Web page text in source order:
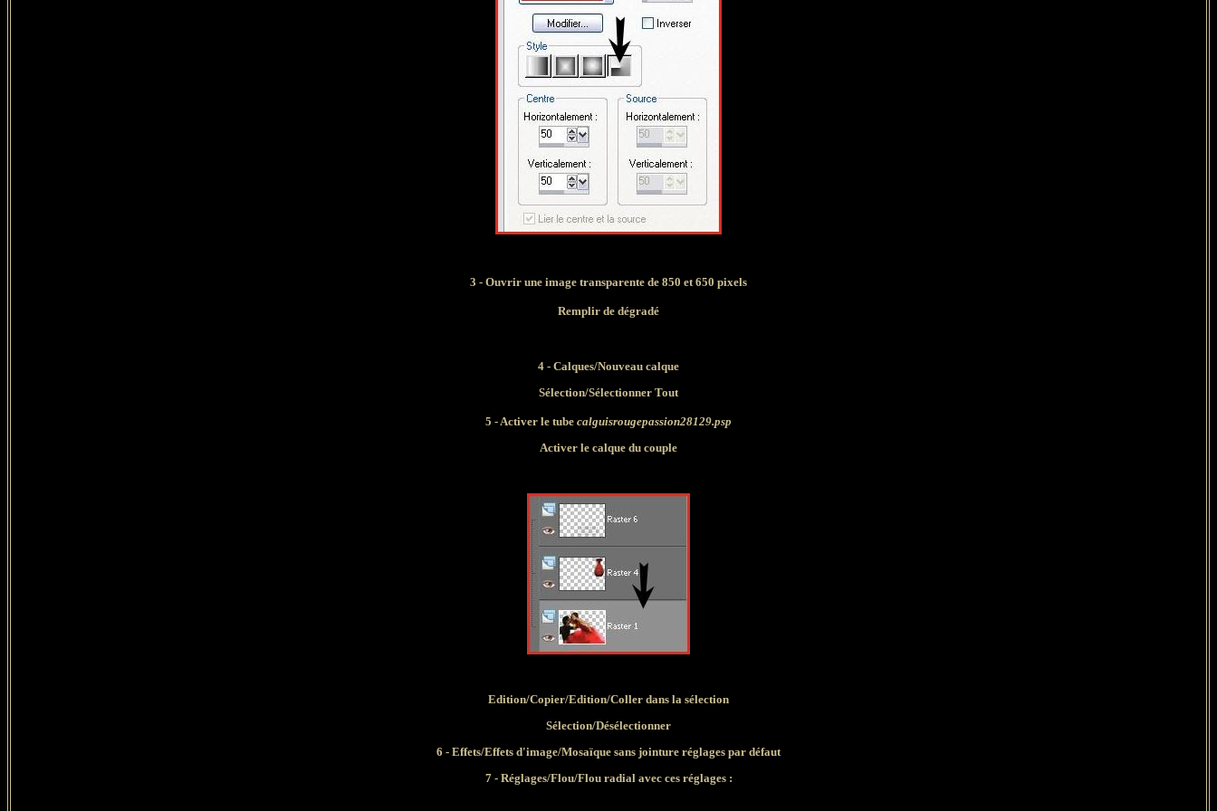
3 - Ouvrir une image transparente de 850 et 650 pixels
Remplir de dégradé
4 - Calques/Nouveau calque
Sélection/Sélectionner Tout
5 - Activer le tube calguisrougepassion28129.psp
Activer le calque du couple
Edition/Copier/Edition/Coller dans la sélection
Sélection/Désélectionner
6 - Effets/Effets d'image/Mosaïque sans jointure réglages par défaut
7 - Réglages/Flou/Flou radial avec ces réglages :